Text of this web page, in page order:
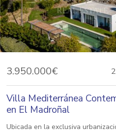
3.950.000€
Villa Mediterránea
en El Madroñal
Ubicada en la exclusiva